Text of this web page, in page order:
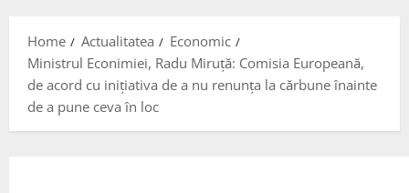
Home Actualitatea
Economic
Ministrul Econimiei, Radu Miruță: Comisia Europeană,
de acord cu iniţiativa de a nu renunţa la cărbune înainte
de a pune ceva în loc